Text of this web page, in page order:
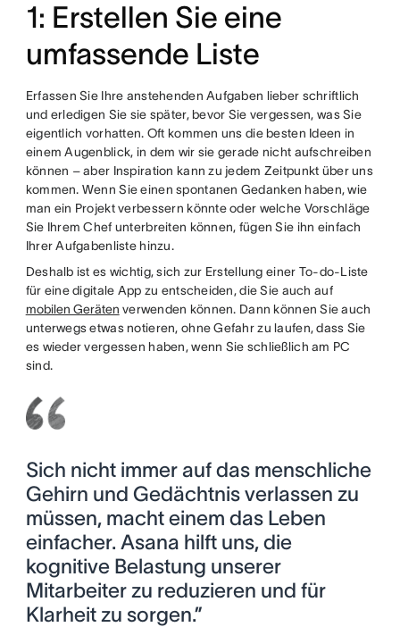
1: Erstellen Sie eine
umfassende Liste
Erfassen Sie Ihre anstehenden Aufgaben lieber schriftlich
und erledigen Sie sie später, bevor Sie vergessen, was Sie
eigentlich vorhatten. Oft kommen uns die besten Ideen in
einem Augenblick, in dem wir sie gerade nicht aufschreiben
können – aber Inspiration kann zu jedem Zeitpunkt über uns
kommen. Wenn Sie einen spontanen Gedanken haben, wie
man ein Projekt verbessern könnte oder welche Vorschläge
Sie Ihrem Chef unterbreiten können, fügen Sie ihn einfach
Ihrer Aufgabenliste hinzu.
Deshalb ist es wichtig, sich zur Erstellung einer To-do-Liste
für eine digitale App zu entscheiden, die Sie auch auf
mobilen Geräten verwenden können. Dann können Sie auch
unterwegs etwas notieren, ohne Gefahr zu laufen, dass Sie
es wieder vergessen haben, wenn Sie schließlich am PC
sind.
Sich nicht immer auf das menschliche
Gehirn und Gedächtnis verlassen zu
müssen, macht einem das Leben
einfacher. Asana hilft uns, die
kognitive Belastung unserer
Mitarbeiter zu reduzieren und für
Klarheit zu sorgen.”